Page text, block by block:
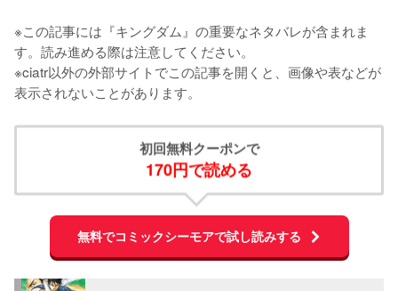
※この記事には『キングダム』の重要なネタバレが含まれま
す。読み進める際は注意してください。
※ciatr以外の外部サイトでこの記事を開くと、画像や表などが
表示されないことがあります。
初回無料クーポンで
170円で読める
無料でコミックシーモアで試し読みする